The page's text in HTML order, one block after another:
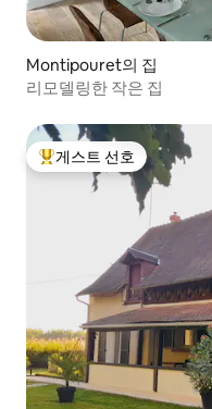
Montipouret의 집
리모델링한 작은 집
상위 게스트 선호
게스트 선호